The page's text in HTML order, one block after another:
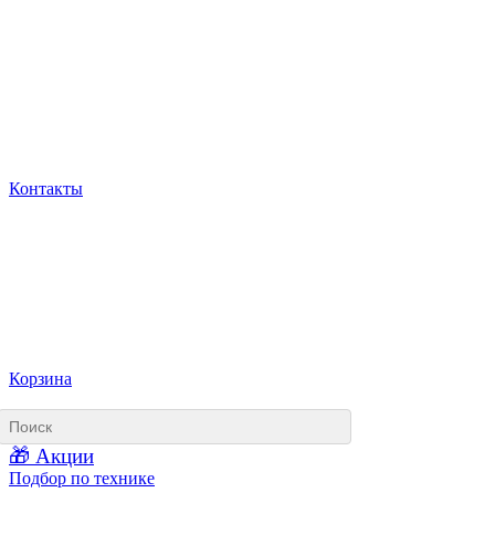
Контакты
Корзина
🎁 Акции
Подбор по технике